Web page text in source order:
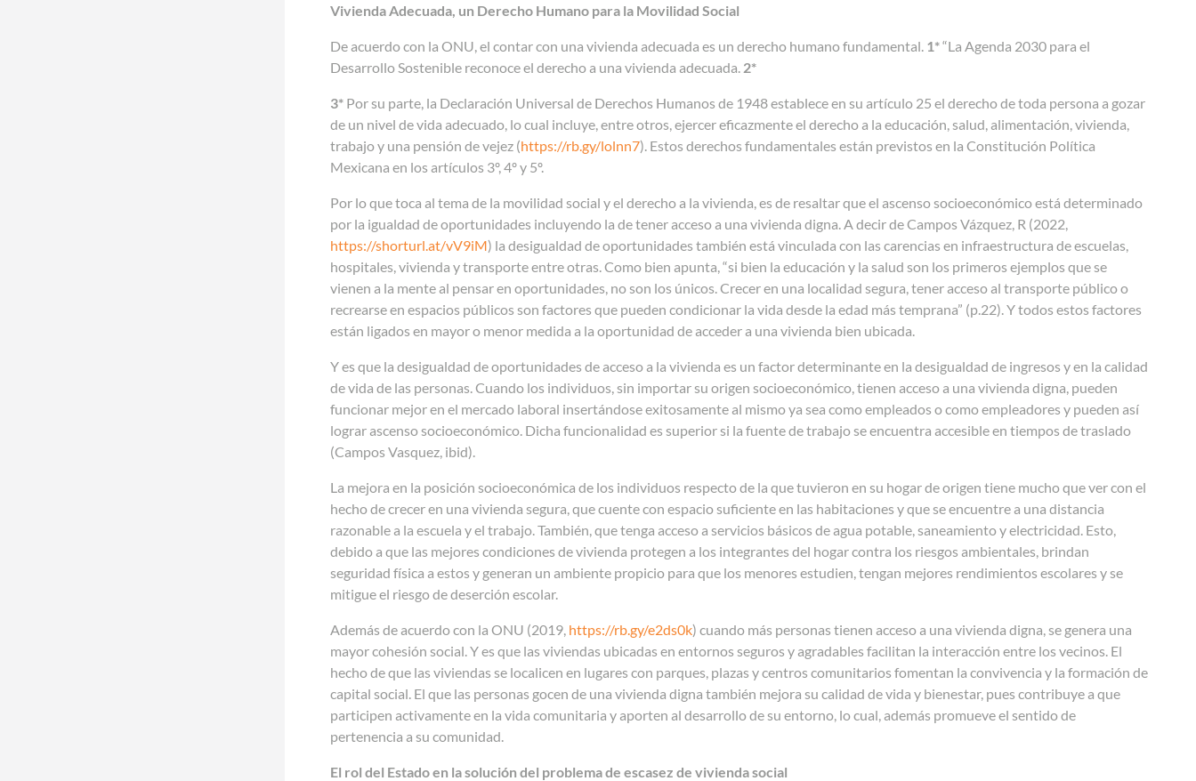
Vivienda Adecuada, un Derecho Humano para la Movilidad Social
De acuerdo con la ONU, el contar con una vivienda adecuada es un derecho humano fundamental. 1*“La Agenda 2030 para el
Desarrollo Sostenible reconoce el derecho a una vivienda adecuada. 2*
3* Por su parte, la Declaración Universal de Derechos Humanos de 1948 establece en su artículo 25 el derecho de toda persona a gozar
de un nivel de vida adecuado, lo cual incluye, entre otros, ejercer eficazmente el derecho a la educación, salud, alimentación, vivienda,
trabajo y una pensión de vejez (https://rb.gy/lolnn7). Estos derechos fundamentales están previstos en la Constitución Política
Mexicana en los artículos 3º, 4º y 5º.
Por lo que toca al tema de la movilidad social y el derecho a la vivienda, es de resaltar que el ascenso socioeconómico está determinado
por la igualdad de oportunidades incluyendo la de tener acceso a una vivienda digna. A decir de Campos Vázquez, R (2022,
https://shorturl.at/vV9iM) la desigualdad de oportunidades también está vinculada con las carencias en infraestructura de escuelas,
hospitales, vivienda y transporte entre otras. Como bien apunta, “si bien la educación y la salud son los primeros ejemplos que se
vienen a la mente al pensar en oportunidades, no son los únicos. Crecer en una localidad segura, tener acceso al transporte público o
recrearse en espacios públicos son factores que pueden condicionar la vida desde la edad más temprana” (p.22). Y todos estos factores
están ligados en mayor o menor medida a la oportunidad de acceder a una vivienda bien ubicada.
Y es que la desigualdad de oportunidades de acceso a la vivienda es un factor determinante en la desigualdad de ingresos y en la calidad
de vida de las personas. Cuando los individuos, sin importar su origen socioeconómico, tienen acceso a una vivienda digna, pueden
funcionar mejor en el mercado laboral insertándose exitosamente al mismo ya sea como empleados o como empleadores y pueden así
lograr ascenso socioeconómico. Dicha funcionalidad es superior si la fuente de trabajo se encuentra accesible en tiempos de traslado
(Campos Vasquez, ibid).
La mejora en la posición socioeconómica de los individuos respecto de la que tuvieron en su hogar de origen tiene mucho que ver con el
hecho de crecer en una vivienda segura, que cuente con espacio suficiente en las habitaciones y que se encuentre a una distancia
razonable a la escuela y el trabajo. También, que tenga acceso a servicios básicos de agua potable, saneamiento y electricidad. Esto,
debido a que las mejores condiciones de vivienda protegen a los integrantes del hogar contra los riesgos ambientales, brindan
seguridad física a estos y generan un ambiente propicio para que los menores estudien, tengan mejores rendimientos escolares y se
mitigue el riesgo de deserción escolar.
Además de acuerdo con la ONU (2019, https://rb.gy/e2ds0k) cuando más personas tienen acceso a una vivienda digna, se genera una
mayor cohesión social. Y es que las viviendas ubicadas en entornos seguros y agradables facilitan la interacción entre los vecinos. El
hecho de que las viviendas se localicen en lugares con parques, plazas y centros comunitarios fomentan la convivencia y la formación de
capital social. El que las personas gocen de una vivienda digna también mejora su calidad de vida y bienestar, pues contribuye a que
participen activamente en la vida comunitaria y aporten al desarrollo de su entorno, lo cual, además promueve el sentido de
pertenencia a su comunidad.
El rol del Estado en la solución del problema de escasez de vivienda social